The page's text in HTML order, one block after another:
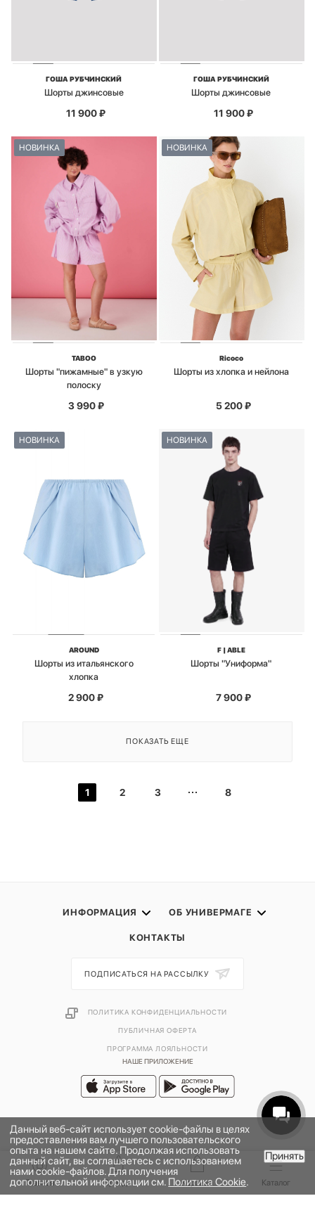
ГОША РУБЧИНСКИЙ
Шорты джинсовые
11 900₽
ГОША РУБЧИНСКИЙ
Шорты джинсовые
11 900₽
НОВИНКА
TABOO
Шорты "пижамные" в узкую
полоску
3 990₽
НОВИНКА
Ricoco
Шорты из хлопка и нейлона
5 200₽
НОВИНКА
AROUND
Шорты из итальянского
хлопка
2 900₽
НОВИНКА
F | ABLE
Шорты "Униформа"
7 900₽
ПОКАЗАТЬ ЕЩЕ
1 2 3 8
ИНФОРМАЦИЯ ОБ УНИВЕРМАГЕ
КОНТАКТЫ
НАШЕ ПРИЛОЖЕНИЕ
ПОДПИСАТЬСЯ НА РАССЫЛКУ
ПОЛИТИКА КОНФИДЕНЦИАЛЬНОСТИ
ПУБЛИЧНАЯ ОФЕРТА
ПРОГРАММА ЛОЯЛЬНОСТИ
2026 © УНИВЕРМАГ БОЛЬШОЙ | ООО "НЬЮ МАРКЕТ"
Данный веб-сайт использует cookie-файлы в целях
предоставления вам лучшего пользовательского
опыта на нашем сайте. Продолжая использовать
данный сайт, вы соглашаетесь с использованием
нами cookie-файлов. Для получения
дополнительной информации см. Политика Cookie.
Принять
Главная Бренды Корзина Каталог